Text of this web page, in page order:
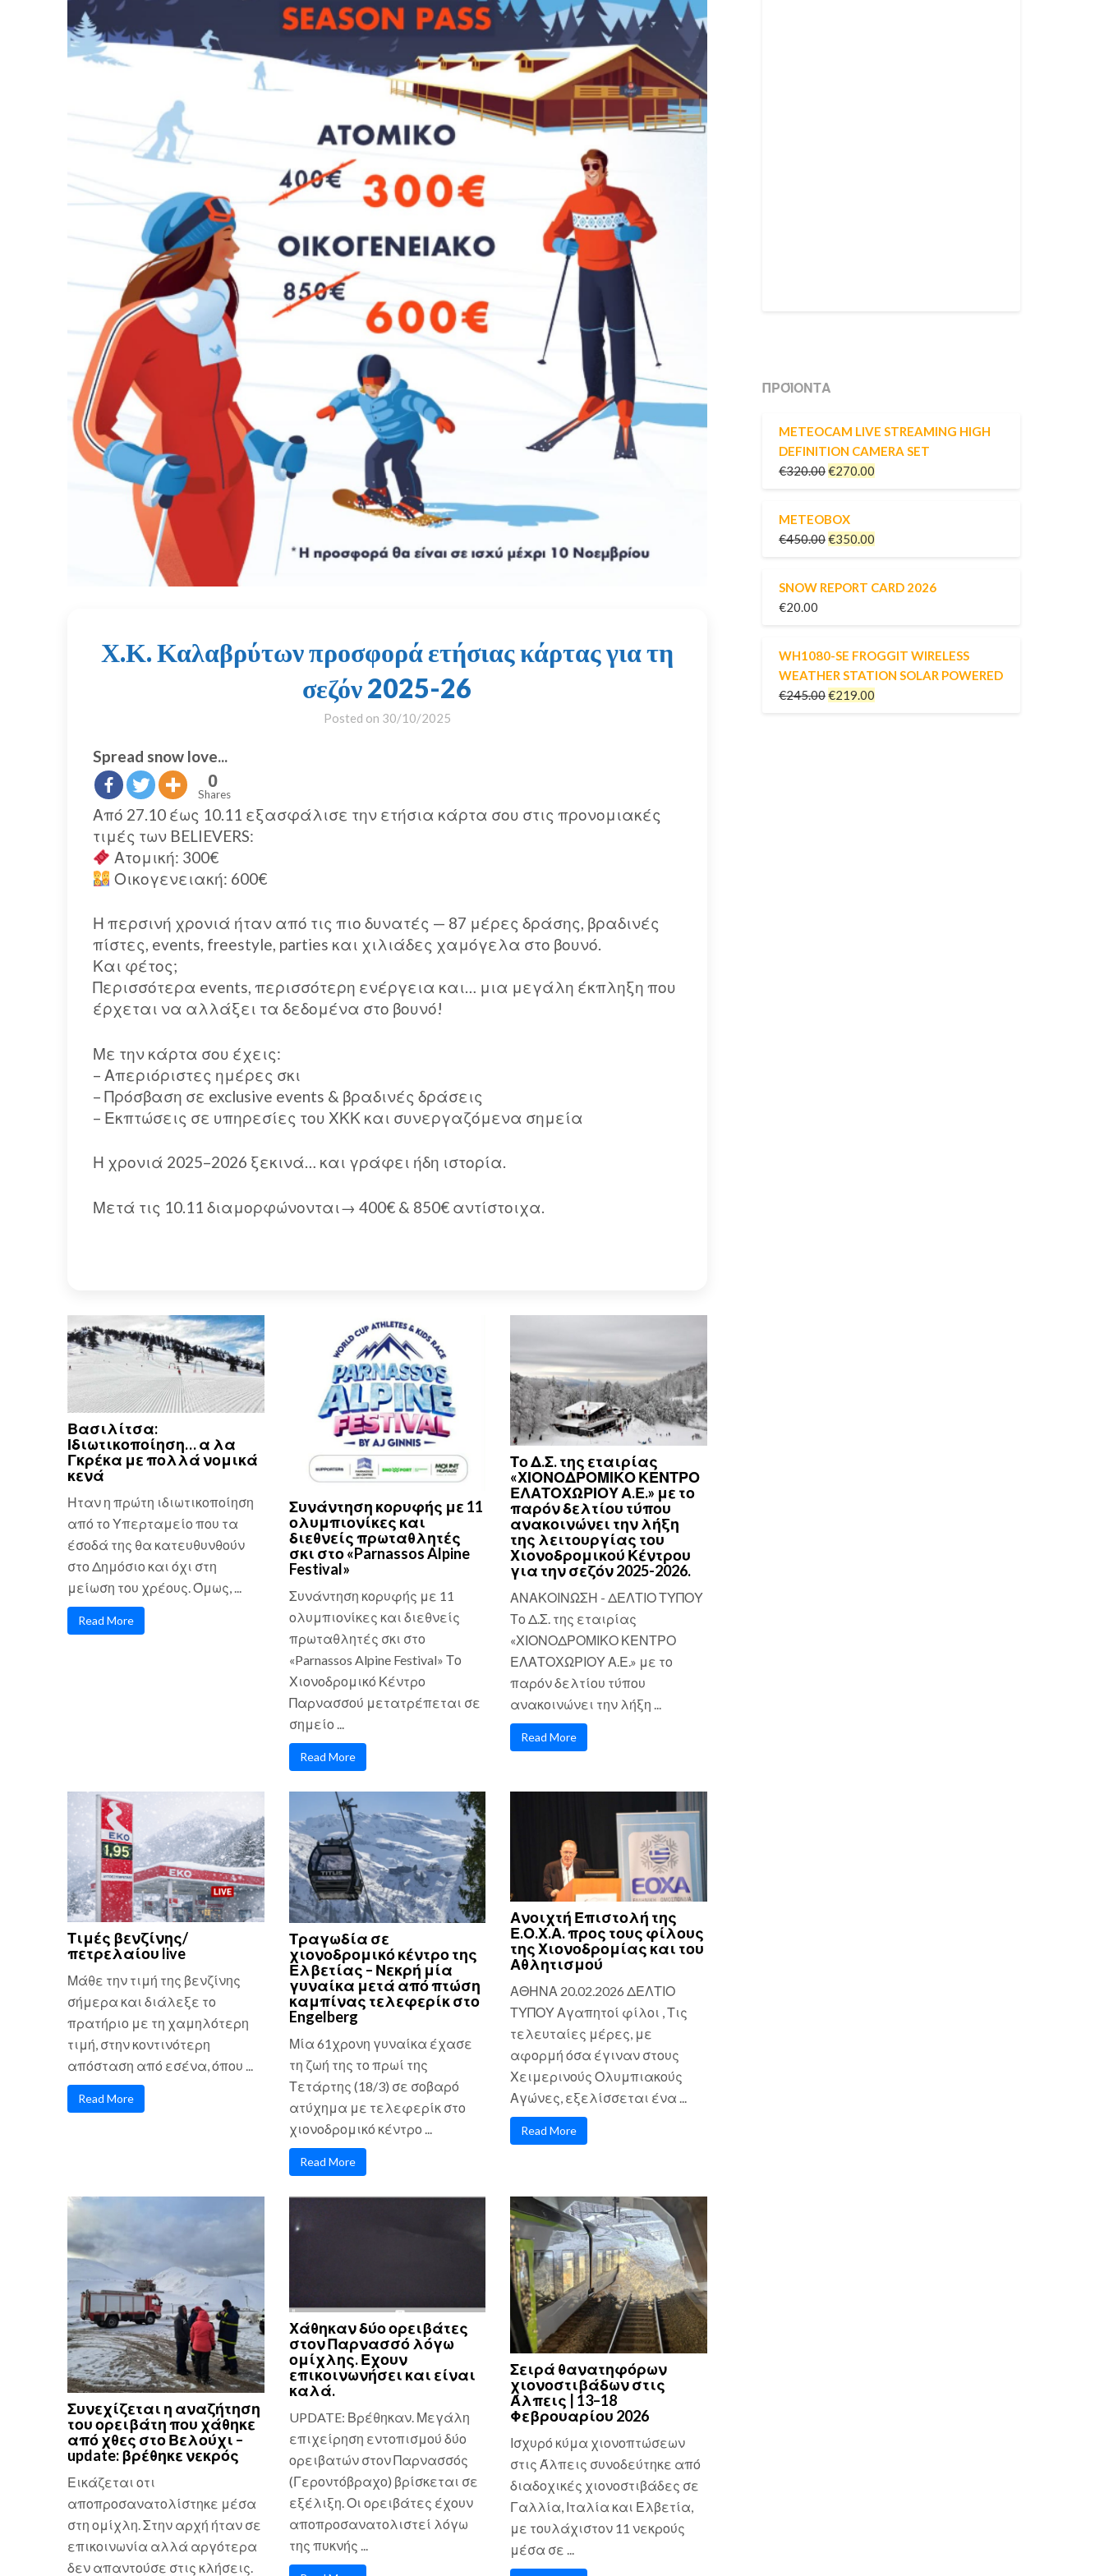
Χ.Κ. Καλαβρύτων προσφορά ετήσιας κάρτας για τη
σεζόν 2025-26
Posted on 30/10/2025
Spread snow love...
0
Shares
Από 27.10 έως 10.11 εξασφάλισε την ετήσια κάρτα σου στις προνομιακές
τιμές των BELIEVERS:
Ατομική: 300€
Οικογενειακή: 600€
Η περσινή χρονιά ήταν από τις πιο δυνατές — 87 μέρες δράσης, βραδινές
πίστες, events, freestyle, parties και χιλιάδες χαμόγελα στο βουνό.
Και φέτος;
Περισσότερα events, περισσότερη ενέργεια και… μια μεγάλη έκπληξη που
έρχεται να αλλάξει τα δεδομένα στο βουνό!
Με την κάρτα σου έχεις:
– Απεριόριστες ημέρες σκι
– Πρόσβαση σε exclusive events & βραδινές δράσεις
– Εκπτώσεις σε υπηρεσίες του ΧΚΚ και συνεργαζόμενα σημεία
Η χρονιά 2025–2026 ξεκινά… και γράφει ήδη ιστορία.
Μετά τις 10.11 διαμορφώνονται→ 400€ & 850€ αντίστοιχα.
Βασιλίτσα:
Ιδιωτικοποίηση… α λα
Γκρέκα με πολλά νομικά
κενά
Ηταν η πρώτη ιδιωτικοποίηση
από το Υπερταμείο που τα
έσοδά της θα κατευθυνθούν
στο Δημόσιο και όχι στη
μείωση του χρέους. Όμως, ...
Read More
Συνάντηση κορυφής με 11
ολυμπιονίκες και
διεθνείς πρωταθλητές
σκι στο «Parnassos Alpine
Festival»
Συνάντηση κορυφής με 11
ολυμπιονίκες και διεθνείς
πρωταθλητές σκι στο
«Parnassos Alpine Festival» Το
Χιονοδρομικό Κέντρο
Παρνασσού μετατρέπεται σε
σημείο ...
Read More
Το Δ.Σ. της εταιρίας
«ΧΙΟΝΟΔΡΟΜΙΚΟ ΚΕΝΤΡΟ
ΕΛΑΤΟΧΩΡΙΟΥ Α.Ε.» με το
παρόν δελτίου τύπου
ανακοινώνει την λήξη
της λειτουργίας του
Χιονοδρομικού Κέντρου
για την σεζόν 2025-2026.
ΑΝΑΚΟΙΝΩΣΗ - ΔΕΛΤΙΟ ΤΥΠΟΥ
Το Δ.Σ. της εταιρίας
«ΧΙΟΝΟΔΡΟΜΙΚΟ ΚΕΝΤΡΟ
ΕΛΑΤΟΧΩΡΙΟΥ Α.Ε.» με το
παρόν δελτίου τύπου
ανακοινώνει την λήξη ...
Read More
Τιμές βενζίνης/
πετρελαίου live
Μάθε την τιμή της βενζίνης
σήμερα και διάλεξε το
πρατήριο με τη χαμηλότερη
τιμή, στην κοντινότερη
απόσταση από εσένα, όπου ...
Read More
Τραγωδία σε
χιονοδρομικό κέντρο της
Ελβετίας – Νεκρή μία
γυναίκα μετά από πτώση
καμπίνας τελεφερίκ στο
Engelberg
Μία 61χρονη γυναίκα έχασε
τη ζωή της το πρωί της
Τετάρτης (18/3) σε σοβαρό
ατύχημα με τελεφερίκ στο
χιονοδρομικό κέντρο ...
Read More
Ανοιχτή Επιστολή της
Ε.Ο.Χ.Α. προς τους φίλους
της Χιονοδρομίας και του
Αθλητισμού
ΑΘΗΝΑ 20.02.2026 ΔΕΛΤΙΟ
ΤΥΠΟΥ Αγαπητοί φίλοι , Τις
τελευταίες μέρες, με
αφορμή όσα έγιναν στους
Χειμερινούς Ολυμπιακούς
Αγώνες, εξελίσσεται ένα ...
Read More
Συνεχίζεται η αναζήτηση
του ορειβάτη που χάθηκε
από χθες στο Βελούχι –
update: βρέθηκε νεκρός
Εικάζεται οτι
αποπροσανατολίστηκε μέσα
στη ομίχλη. Στην αρχή ήταν σε
επικοινωνία αλλά αργότερα
δεν απαντούσε στις κλήσεις.
Χάθηκαν δύο ορειβάτες
στον Παρνασσό λόγω
ομίχλης. Εχουν
επικοινωνήσει και είναι
καλά.
UPDATE: Βρέθηκαν. Μεγάλη
επιχείρηση εντοπισμού δύο
ορειβατών στον Παρνασσός
(Γεροντόβραχο) βρίσκεται σε
εξέλιξη. Οι ορειβάτες έχουν
αποπροσανατολιστεί λόγω
της πυκνής ...
Σειρά θανατηφόρων
χιονοστιβάδων στις
Άλπεις | 13–18
Φεβρουαρίου 2026
Ισχυρό κύμα χιονοπτώσεων
στις Άλπεις συνοδεύτηκε από
διαδοχικές χιονοστιβάδες σε
Γαλλία, Ιταλία και Ελβετία,
με τουλάχιστον 11 νεκρούς
μέσα σε ...
ΠΡΟΪΌΝΤΑ
METEOCAM LIVE STREAMING HIGH
DEFINITION CAMERA SET
€320.00€270.00
METEOBOX
€450.00€350.00
SNOW REPORT CARD 2026
€20.00
WH1080-SE FROGGIT WIRELESS
WEATHER STATION SOLAR POWERED
€245.00€219.00